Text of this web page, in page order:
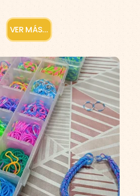
VER MÁS...